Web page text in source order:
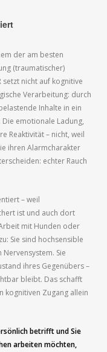
der am besten
(traumatischer)
setzt nicht auf kognitive
Verarbeitung: durch
Inhalte in ein
emotionale Ladung,
Reaktivität – nicht, weil
ihren Alarmcharakter
echter Rauch
– weil
ist und auch dort
mit Hunden oder
Sie sind hochsensible
Sie
ihres Gegenübers –
bleibt. Das schafft
kognitiven Zugang allein
betrifft und Sie
arbeiten möchten,